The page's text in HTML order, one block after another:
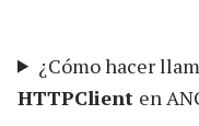
¿Cómo hacer
HTTPClient en